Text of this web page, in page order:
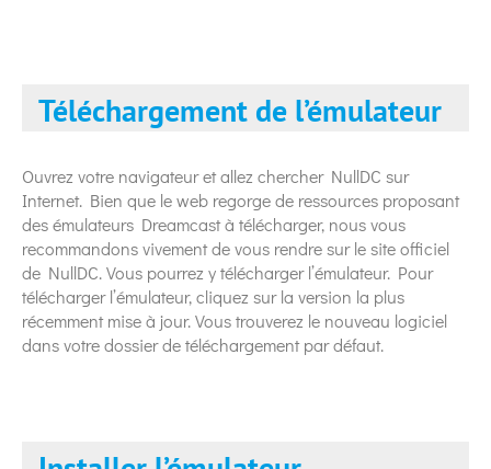
Téléchargement de l’émulateur
Ouvrez votre navigateur et allez chercher NullDC sur
Internet. Bien que le web regorge de ressources proposant
des émulateurs Dreamcast à télécharger, nous vous
recommandons vivement de vous rendre sur le site officiel
de NullDC. Vous pourrez y télécharger l’émulateur. Pour
télécharger l’émulateur, cliquez sur la version la plus
récemment mise à jour. Vous trouverez le nouveau logiciel
dans votre dossier de téléchargement par défaut.